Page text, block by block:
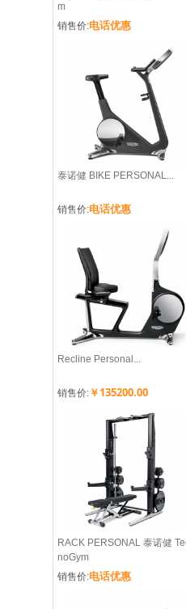
m
销售价:电话优惠
泰诺健 BIKE PERSONAL...
销售价:电话优惠
Recline Personal...
销售价:￥135200.00
RACK PERSONAL 泰诺健
noGym
销售价:电话优惠